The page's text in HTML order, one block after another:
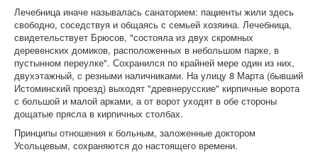
Лечебница иначе называлась санаторием: пациенты жили здесь
свободно, соседствуя и общаясь с семьей хозяина. Лечебница,
свидетельствует Брюсов, "состояла из двух скромных
деревенских домиков, расположенных в небольшом парке, в
пустынном переулке". Сохранился по крайней мере один из них,
двухэтажный, с резными наличниками. На улицу 8 Марта (бывший
Истоминский проезд) выходят "древнерусские" кирпичные ворота
с большой и малой арками, а от ворот уходят в обе стороны
дощатые прясла в кирпичных столбах.
Принципы отношения к больным, заложенные доктором
Усольцевым, сохраняются до настоящего времени.